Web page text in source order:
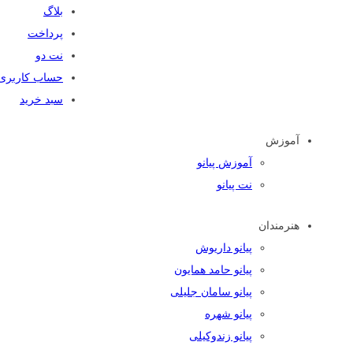
بلاگ
پرداخت
نت دو
حساب
سبد خرید
آموزش
آموزش پیانو
نت پیانو
هنرمندان
پیانو داریوش
پیانو حامد همایون
پیانو سامان جلیلی
پیانو شهره
پیانو زندوکیلی